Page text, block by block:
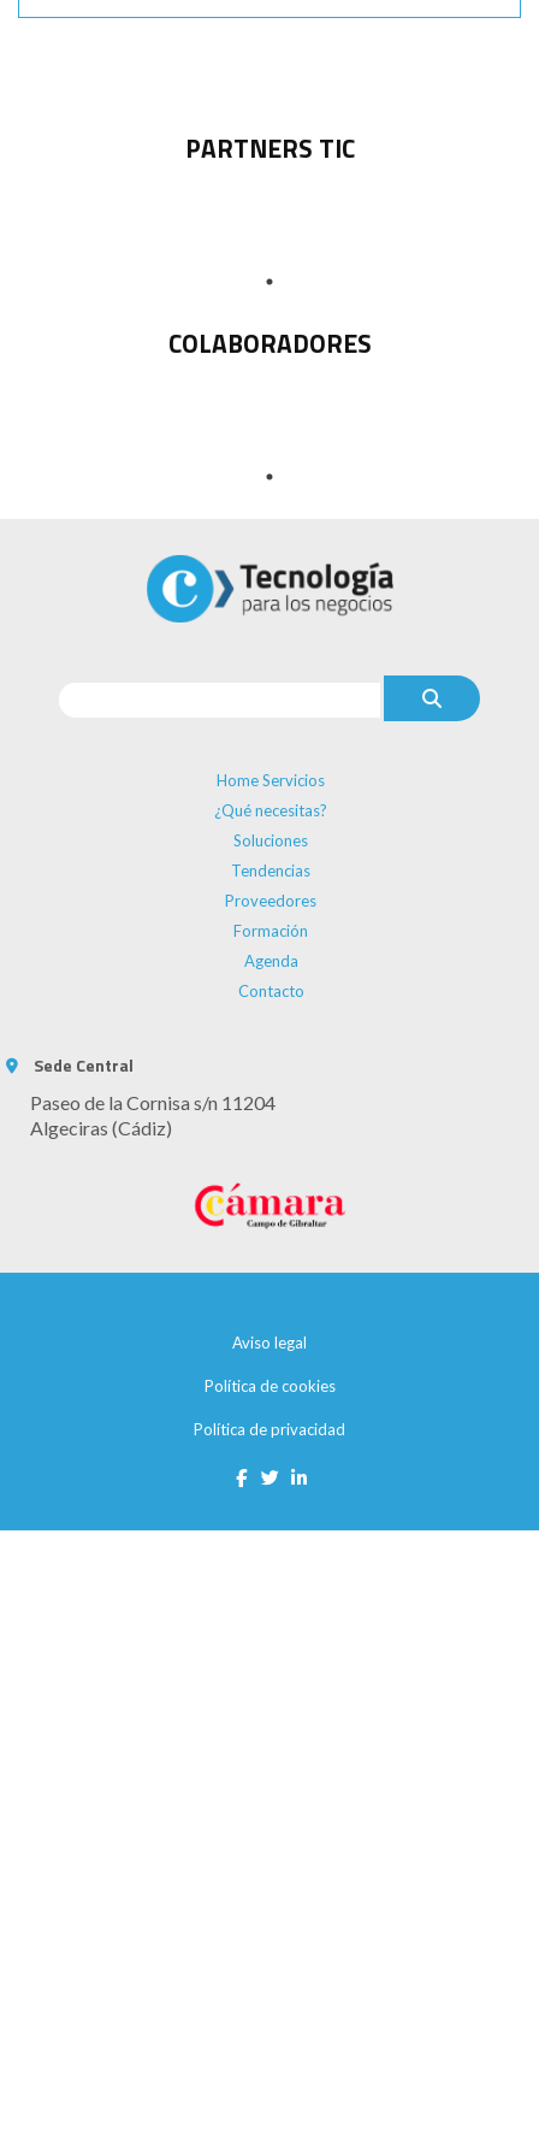
PARTNERS TIC
COLABORADORES
Home Servicios
¿Qué necesitas?
Soluciones
Tendencias
Proveedores
Formación
Agenda
Contacto
Sede Central
Paseo de la Cornisa s/n 11204
Algeciras (Cádiz)
Aviso legal
Política de cookies
Política de privacidad